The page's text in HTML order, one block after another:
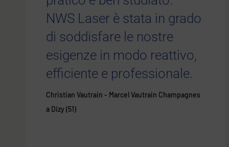
NWS Laser è stata in grado
di soddisfare le nostre
esigenze in modo reattivo,
efficiente e professionale.
Christian Vautrain - Marcel Vautrain Champagnes
a Dizy (51)